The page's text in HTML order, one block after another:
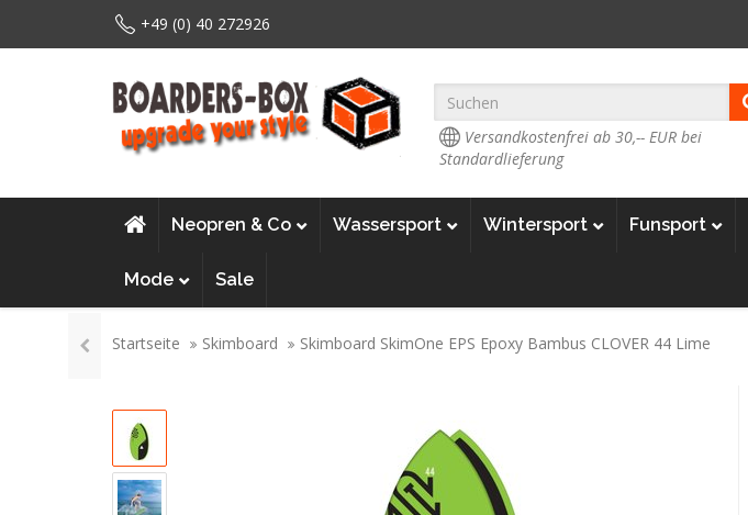
+49 (0) 40 272926
Versandkostenfrei ab 30,-- EUR bei
Standardlieferung
Neopren & Co Wassersport Wintersport Funsport
Mode Sale
Startseite Skimboard Skimboard SkimOne EPS Epoxy Bambus CLOVER 44 Lime